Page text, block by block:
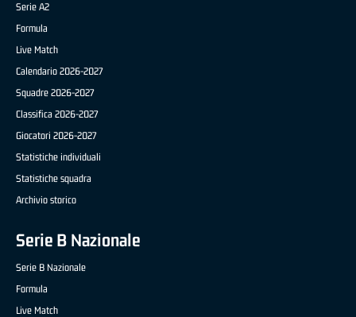
Serie A2
Formula
Live Match
Calendario 2026-2027
Squadre 2026-2027
Classifica 2026-2027
Giocatori 2026-2027
Statistiche individuali
Statistiche squadra
Archivio storico
Serie B Nazionale
Serie B Nazionale
Formula
Live Match